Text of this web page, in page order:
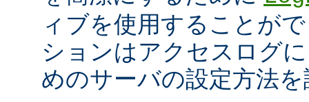
ィブを使用することが
ションはアクセスログ
めのサーバの設定方法